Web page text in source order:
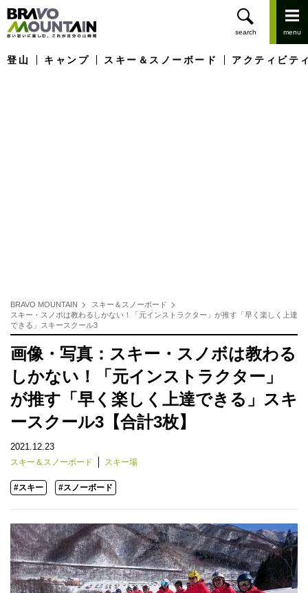
登山 キャンプ スキー＆スノーボード アクティビテ
BRAVO MOUNTAIN
スキー＆スノーボード
スキー・スノボは教わるしかない！「元インストラクター」が推す「早く楽しく上達
できる」スキースクール3
画像・写真：スキー・スノボは教わる
しかない！「元インストラクター」
が推す「早く楽しく上達できる」スキ
ースクール3【合計3枚】
2021.12.23
スキー＆スノーボード スキー場
#スキー #スノーボード